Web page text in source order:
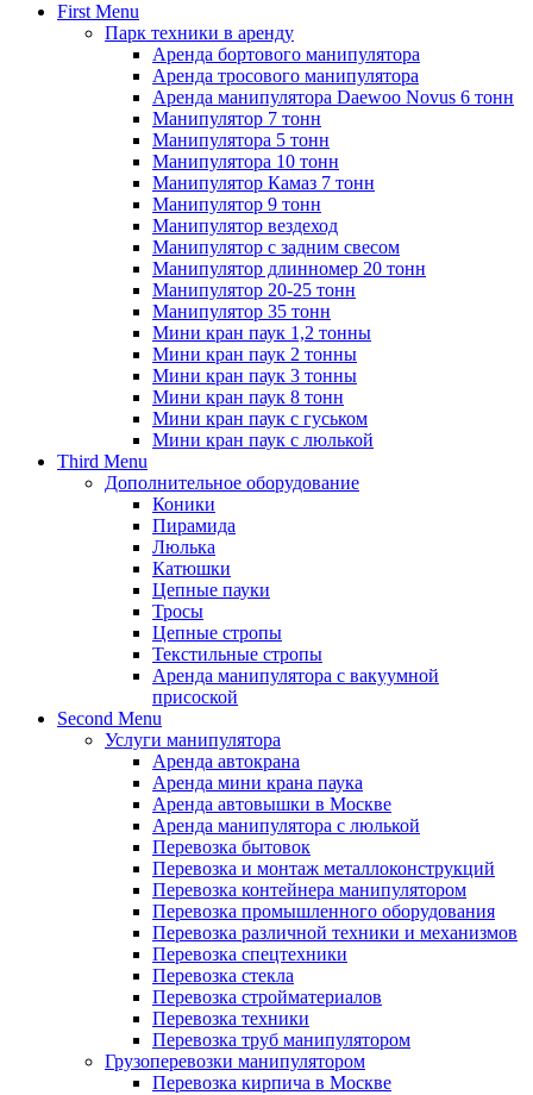
First Menu
Парк техники в аренду
Аренда бортового манипулятора
Аренда тросового манипулятора
Аренда манипулятора Daewoo Novus 6 тонн
Манипулятор 7 тонн
Манипулятора 5 тонн
Манипулятора 10 тонн
Манипулятор Камаз 7 тонн
Манипулятор 9 тонн
Манипулятор вездеход
Манипулятор с задним свесом
Манипулятор длинномер 20 тонн
Манипулятор 20-25 тонн
Манипулятор 35 тонн
Мини кран паук 1,2 тонны
Мини кран паук 2 тонны
Мини кран паук 3 тонны
Мини кран паук 8 тонн
Мини кран паук с гуськом
Мини кран паук с люлькой
Third Menu
Дополнительное оборудование
Коники
Пирамида
Люлька
Катюшки
Цепные пауки
Тросы
Цепные стропы
Текстильные стропы
Аренда манипулятора с вакуумной
присоской
Second Menu
Услуги манипулятора
Аренда автокрана
Аренда мини крана паука
Аренда автовышки в Москве
Аренда манипулятора с люлькой
Перевозка бытовок
Перевозка и монтаж металлоконструкций
Перевозка контейнера манипулятором
Перевозка промышленного оборудования
Перевозка различной техники и механизмов
Перевозка спецтехники
Перевозка стекла
Перевозка стройматериалов
Перевозка техники
Перевозка труб манипулятором
Грузоперевозки манипулятором
Перевозка кирпича в Москве